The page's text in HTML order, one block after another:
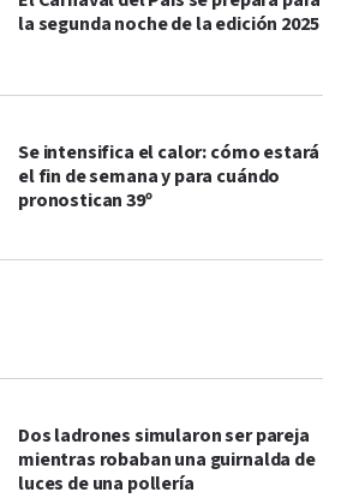
la segunda noche de la edición 2025
Se intensifica el calor: cómo estará
el fin de semana y para cuándo
pronostican 39º
Dos ladrones simularon ser pareja
mientras robaban una guirnalda de
luces de una pollería